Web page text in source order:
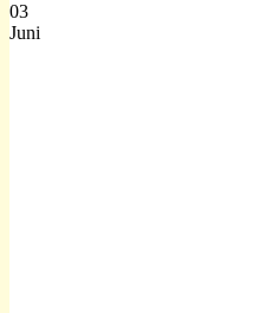
03
Juni